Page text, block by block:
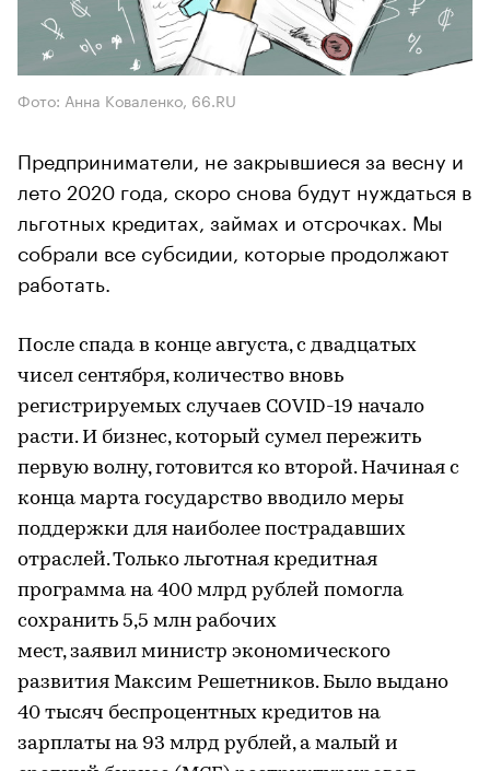
Фото: Анна Коваленко, 66.RU
Предприниматели, не закрывшиеся за весну и
лето 2020 года, скоро снова будут нуждаться в
льготных кредитах, займах и отсрочках. Мы
собрали все субсидии, которые продолжают
работать.
После спада в конце августа, с двадцатых
чисел сентября, количество вновь
регистрируемых случаев COVID-19 начало
расти. И бизнес, который сумел пережить
первую волну, готовится ко второй. Начиная с
конца марта государство вводило меры
поддержки для наиболее пострадавших
отраслей. Только льготная кредитная
программа на 400 млрд рублей помогла
сохранить 5,5 млн рабочих
мест, заявил министр экономического
развития Максим Решетников. Было выдано
40 тысяч беспроцентных кредитов на
зарплаты на 93 млрд рублей, а малый и